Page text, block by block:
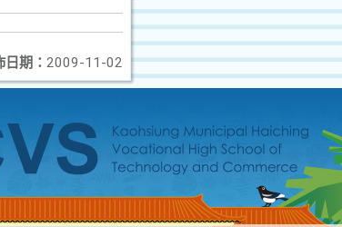
日期： 2009-11-02